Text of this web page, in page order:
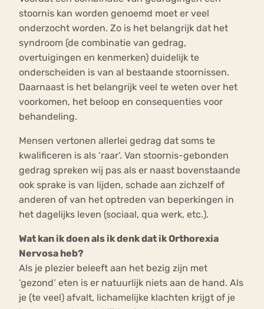
stoornis kan worden genoemd moet er veel
onderzocht worden. Zo is het belangrijk dat het
syndroom (de combinatie van gedrag,
overtuigingen en kenmerken) duidelijk te
onderscheiden is van al bestaande stoornissen.
Daarnaast is het belangrijk veel te weten over het
voorkomen, het beloop en consequenties voor
behandeling.
Mensen vertonen allerlei gedrag dat soms te
kwalificeren is als ‘raar’. Van stoornis-gebonden
gedrag spreken wij pas als er naast bovenstaande
ook sprake is van lijden, schade aan zichzelf of
anderen of van het optreden van beperkingen in
het dagelijks leven (sociaal, qua werk, etc.).
Wat kan ik doen als ik denk dat ik Orthorexia
Nervosa heb?
Als je plezier beleeft aan het bezig zijn met
‘gezond’ eten is er natuurlijk niets aan de hand. Als
je (te veel) afvalt, lichamelijke klachten krijgt of je